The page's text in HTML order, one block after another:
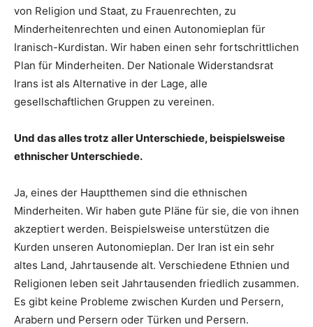
von Religion und Staat, zu Frauenrechten, zu
Minderheitenrechten und einen Autonomieplan für
Iranisch-Kurdistan. Wir haben einen sehr fortschrittlichen
Plan für Minderheiten. Der Nationale Widerstandsrat
Irans ist als Alternative in der Lage, alle
gesellschaftlichen Gruppen zu vereinen.
Und das alles trotz aller Unterschiede, beispielsweise
ethnischer Unterschiede.
Ja, eines der Hauptthemen sind die ethnischen
Minderheiten. Wir haben gute Pläne für sie, die von ihnen
akzeptiert werden. Beispielsweise unterstützen die
Kurden unseren Autonomieplan. Der Iran ist ein sehr
altes Land, Jahrtausende alt. Verschiedene Ethnien und
Religionen leben seit Jahrtausenden friedlich zusammen.
Es gibt keine Probleme zwischen Kurden und Persern,
Arabern und Persern oder Türken und Persern.